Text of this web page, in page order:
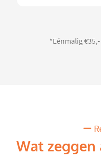
*Eénmalig
Wat zeggen